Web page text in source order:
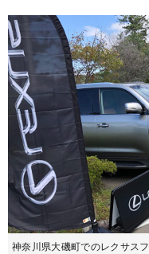
神奈川県大磯町でのレクサス